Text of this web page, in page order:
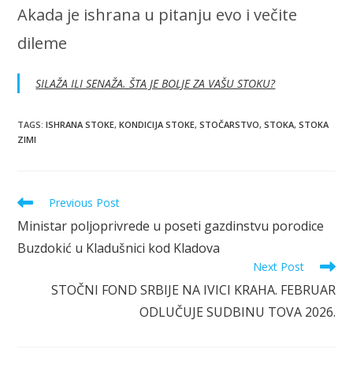
Akada je ishrana u pitanju evo i večite
dileme
SILAŽA ILI SENAŽA. ŠTA JE BOLJE ZA VAŠU STOKU?
TAGS:ISHRANA STOKE, KONDICIJA STOKE, STOČARSTVO, STOKA, STOKA
ZIMI
Read
articles
Previous Post
Ministar poljoprivrede u poseti gazdinstvu porodice
Buzdokić u Kladušnici kod Kladova
Next Post
STOČNI FOND SRBIJE NA IVICI KRAHA. FEBRUAR
ODLUČUJE SUDBINU TOVA 2026.